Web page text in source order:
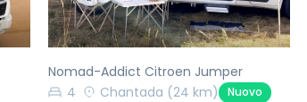
Nomad-Addict Citroen Jumper
4
Chantada (24 km) Nuovo